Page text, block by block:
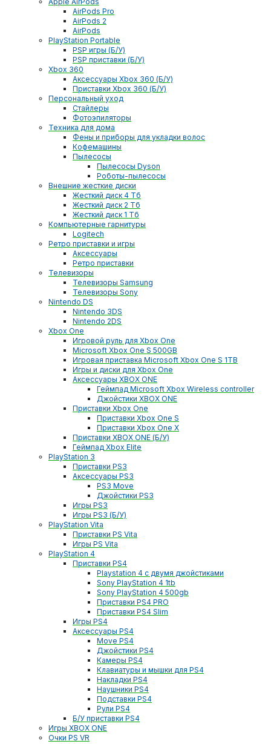
AirPods Pro
AirPods 2
AirPods
PlayStation Portable
PSP игры (Б/У)
PSP приставки (Б/У)
Xbox 360
Аксессуары Xbox 360 (Б/У)
Приставки Xbox 360 (Б/У)
Персональный уход
Стайлеры
Фотоэпиляторы
Техника для дома
Фены и приборы для укладки волос
Кофемашины
Пылесосы
Пылесосы Dyson
Роботы-пылесосы
Внешние жесткие диски
Жесткий диск 4 Тб
Жесткий диск 2 Тб
Жесткий диск 1 Тб
Компьютерные гарнитуры
Logitech
Ретро приставки и игры
Аксессуары
Ретро приставки
Телевизоры
Телевизоры Samsung
Телевизоры Sony
Nintendo DS
Nintendo 3DS
Nintendo 2DS
Xbox One
Игровой руль для Xbox One
Microsoft Xbox One S 500GB
Игровая приставка Microsoft Xbox One S 1TB
Игры и диски для Xbox One
Аксессуары XBOX ONE
Геймпад Microsoft Xbox Wireless controller
Джойстики XBOX ONE
Приставки Xbox One
Приставки Xbox One S
Приставки Xbox One X
Приставки XBOX ONE (Б/У)
Геймпад Xbox Elite
PlayStation 3
Приставки PS3
Аксессуары PS3
PS3 Move
Джойстики PS3
Игры PS3
Игры PS3 (Б/У)
PlayStation Vita
Приставки PS Vita
Игры PS Vita
PlayStation 4
Приставки PS4
Playstation 4 с двумя джойстиками
Sony PlayStation 4 1tb
Sony PlayStation 4 500gb
Приставки PS4 PRO
Приставки PS4 Slim
Игры PS4
Аксессуары PS4
Move PS4
Джойстики PS4
Камеры PS4
Клавиатуры и мышки для PS4
Накладки PS4
Наушники PS4
Подставки PS4
Рули PS4
Б/У приставки PS4
Игры XBOX ONE
Очки PS VR